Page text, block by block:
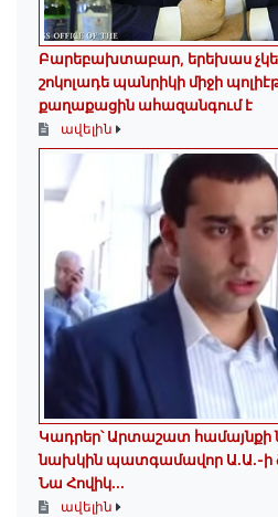
Բարեբախտաբար, երեխաս
շոկոլադե պանրիկի միջի
քաղաքացին ահազանգում է
ավելին
Կադրեր՝ Արտաշատ
նախկին պատգամավոր Ա.Ա.-ի
Նա Հովիկ...
ավելին